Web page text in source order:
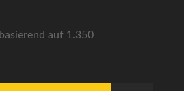
auf 1.350